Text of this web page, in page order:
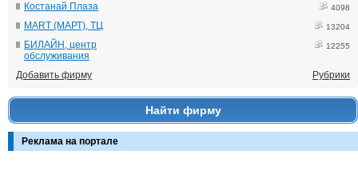
Костанай Плаза 4098
MART (МАРТ), ТЦ 13204
БИЛАЙН, центр
обслуживания
12255
Добавить фирму Рубрики
Найти фирму
Реклама на портале